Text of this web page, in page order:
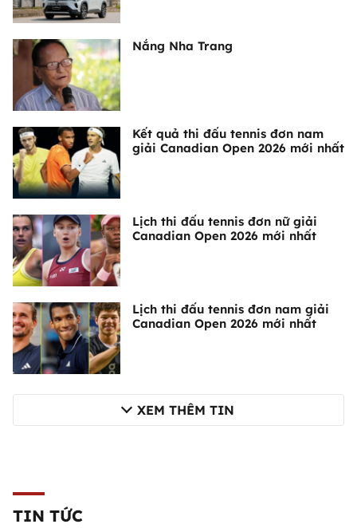
Nắng Nha Trang
Kết quả thi đấu tennis đơn nam
giải Canadian Open 2026 mới nhất
Lịch thi đấu tennis đơn nữ giải
Canadian Open 2026 mới nhất
Lịch thi đấu tennis đơn nam giải
Canadian Open 2026 mới nhất
XEM THÊM TIN
TIN TỨC